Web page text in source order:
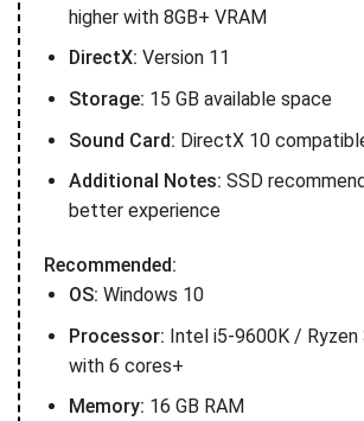
higher with 8GB+ VRAM
DirectX: Version 11
Storage: 15 GB available space
Sound Card: DirectX 10
Additional Notes: SSD
better experience
Recommended:
OS: Windows 10
Processor: Intel i5-9600K / Ryzen
with 6 cores+
Memory: 16 GB RAM